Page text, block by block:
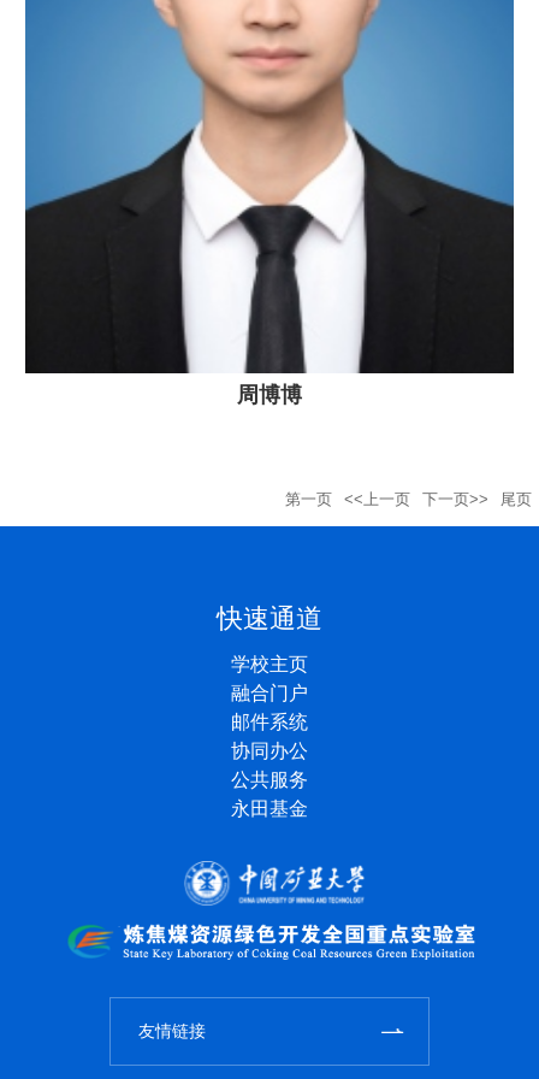
周博博
第一页 <<上一页 下一页>> 尾页
快速通道
学校主页
融合门户
邮件系统
协同办公
公共服务
永田基金
友情链接